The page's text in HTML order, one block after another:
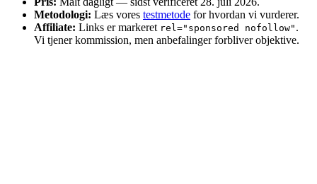
Metodologi: Læs vores testmetode for hvordan vi vurderer.
Affiliate: Links er markeret rel="sponsored nofollow" .
Vi tjener kommission, men anbefalinger forbliver objektive.